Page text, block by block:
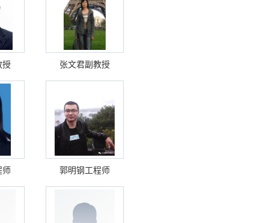
授 张文君副教授
师 郭明钢工程师